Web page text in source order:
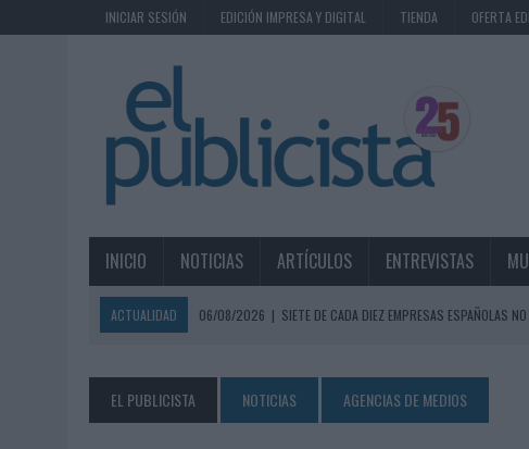
INICIAR SESIÓN EDICIÓN IMPRESA Y DIGITAL TIENDA OFERTA
INICIO NOTICIAS ARTÍCULOS ENTREVISTAS
ACTUALIDAD 06/08/2026 | SIETE DE CADA DIEZ EMPRESAS ESPAÑOLAS
06/08/2026 | EL USO DE LA IA GENERATIVA ALCANZA YA AL 62% DE LOS
EL PUBLICISTA NOTICIAS AGENCIAS DE MEDIOS